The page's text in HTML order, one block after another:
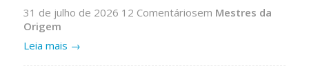
31 de julho de 2026 12 Comentáriosem Mestres da
Origem
Leia mais →